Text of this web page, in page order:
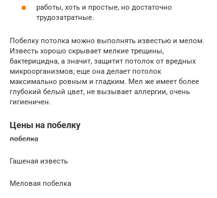
работы, хоть и простые, но достаточно
трудозатратные.
Побелку потолка можно выполнять известью и мелом.
Известь хорошо скрывает мелкие трещины,
бактерицидна, а значит, защитит потолок от вредных
микроорганизмов; еще она делает потолок
максимально ровным и гладким. Мел же имеет более
глубокий белый цвет, не вызывает аллергии, очень
гигиеничен.
Цены на побелку
побелка
Гашеная известь
Меловая побелка